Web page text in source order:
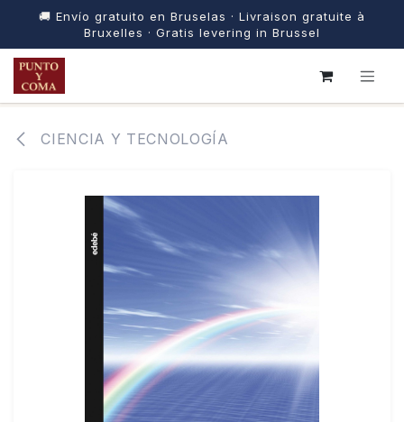
🚚 Envío gratuito en Bruselas · Livraison gratuite à
Bruxelles · Gratis levering in Brussel
IR AL CONTENIDO
CIENCIA Y TECNOLOGÍA